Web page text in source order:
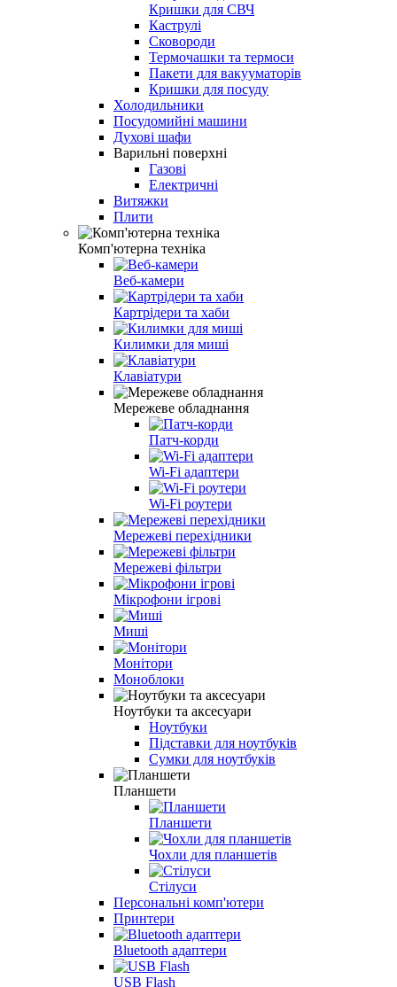
Кришки для СВЧ
Каструлі
Сковороди
Термочашки та термоси
Пакети для вакууматорів
Кришки для посуду
Холодильники
Посудомийні машини
Духові шафи
Варильні поверхні
Газові
Електричні
Витяжки
Плити
Комп'ютерна техніка
Веб-камери
Картрідери та хаби
Килимки для миші
Клавіатури
Мережеве обладнання
Патч-корди
Wi-Fi адаптери
Wi-Fi роутери
Мережеві перехідники
Мережеві фільтри
Мікрофони ігрові
Миші
Монітори
Моноблоки
Ноутбуки та аксесуари
Ноутбуки
Підставки для ноутбуків
Сумки для ноутбуків
Планшети
Планшети
Чохли для планшетів
Стілуси
Персональні комп'ютери
Принтери
Bluetooth адаптери
USB Flash